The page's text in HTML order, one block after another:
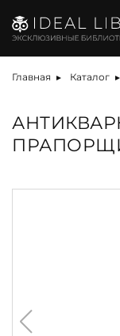
Главная Каталог